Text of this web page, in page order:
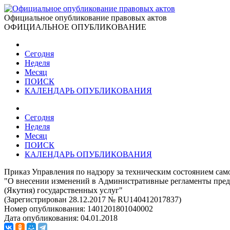
Официальное опубликование правовых актов
ОФИЦИАЛЬНОЕ ОПУБЛИКОВАНИЕ
Сегодня
Неделя
Месяц
ПОИСК
КАЛЕНДАРЬ ОПУБЛИКОВАНИЯ
Сегодня
Неделя
Месяц
ПОИСК
КАЛЕНДАРЬ ОПУБЛИКОВАНИЯ
Приказ Управления по надзору за техническим состоянием
"О внесении изменений в Административные регламенты
(Якутия) государственных услуг"
(Зарегистрирован 28.12.2017 № RU140412017837)
Номер опубликования: 1401201801040002
Дата опубликования: 04.01.2018